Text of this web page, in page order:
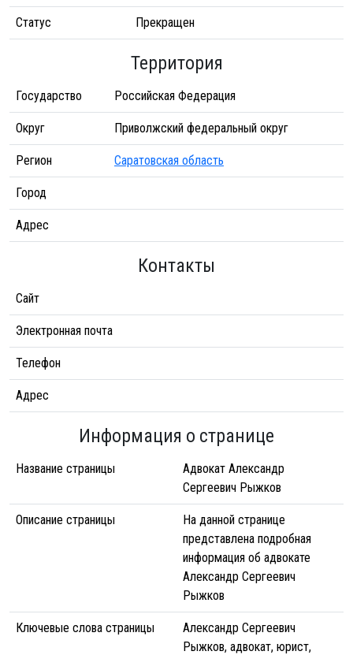
Статус Прекращен
Территория
Государство Российская Федерация
Округ Приволжский федеральный округ
Регион Саратовская область
Город
Адрес
Контакты
Сайт
Электронная почта
Телефон
Адрес
Информация о странице
Название страницы
Адвокат Александр
Сергеевич Рыжков
Описание страницы
На данной странице
представлена подробная
информация об адвокате
Александр Сергеевич
Рыжков
Ключевые слова страницы
Александр Сергеевич
Рыжков, адвокат, юрист,